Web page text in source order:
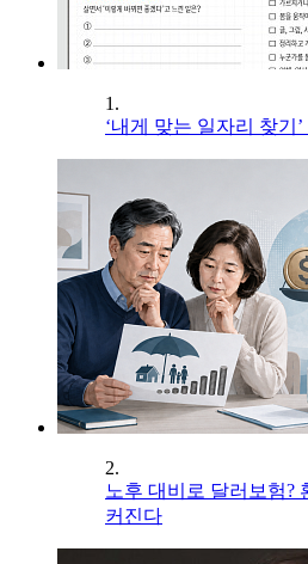
1.
‘내게 맞는 일자리 찾기
2.
노후 대비로 달러보험?
커진다